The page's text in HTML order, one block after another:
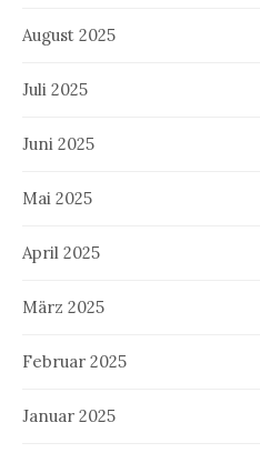
August 2025
Juli 2025
Juni 2025
Mai 2025
April 2025
März 2025
Februar 2025
Januar 2025